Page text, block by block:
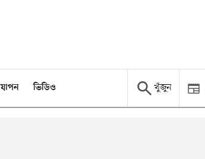
ভিডিও খুঁজুন